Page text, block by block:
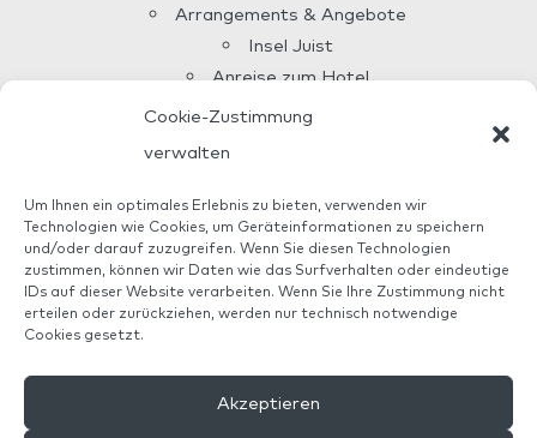
Cookie-Zustimmung
verwalten
Um Ihnen ein optimales Erlebnis zu bieten, verwenden wir
Technologien wie Cookies, um Geräteinformationen zu speichern
und/oder darauf zuzugreifen. Wenn Sie diesen Technologien
zustimmen, können wir Daten wie das Surfverhalten oder eindeutige
IDs auf dieser Website verarbeiten. Wenn Sie Ihre Zustimmung nicht
erteilen oder zurückziehen, werden nur technisch notwendige
Cookies gesetzt.
Akzeptieren
Arrangements & Angebote
Insel Juist
Anreise zum Hotel
Haus AnNatur ist ein zertifizierter Betrieb mit eigener
ÖKO-Kontrollnummer DE-ÖKO-006. Wir garantieren 100%
Bio-Premiumqualität.
Haus AnNatur ist Mitglied beiBiohotels.de.